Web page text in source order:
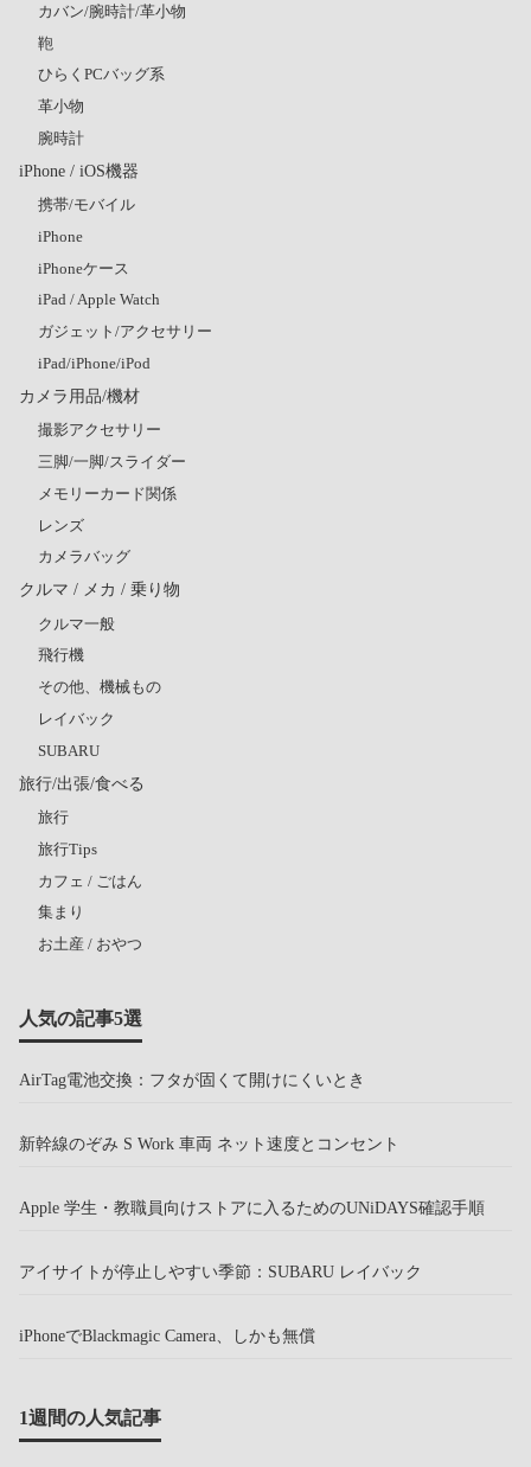
カバン/腕時計/革小物
鞄
ひらくPCバッグ系
革小物
腕時計
iPhone / iOS機器
携帯/モバイル
iPhone
iPhoneケース
iPad / Apple Watch
ガジェット/アクセサリー
iPad/iPhone/iPod
カメラ用品/機材
撮影アクセサリー
三脚/一脚/スライダー
メモリーカード関係
レンズ
カメラバッグ
クルマ / メカ / 乗り物
クルマ一般
飛行機
その他、機械もの
レイバック
SUBARU
旅行/出張/食べる
旅行
旅行Tips
カフェ / ごはん
集まり
お土産 / おやつ
人気の記事5選
AirTag電池交換：フタが固くて開けにくいとき
新幹線のぞみ S Work 車両 ネット速度とコンセント
Apple 学生・教職員向けストアに入るためのUNiDAYS確認手順
アイサイトが停止しやすい季節：SUBARU レイバック
iPhoneでBlackmagic Camera、しかも無償
1週間の人気記事